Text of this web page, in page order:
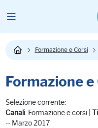
Formazione e Corsi
Formazione e
Selezione corrente:
Canali: Formazione e corsi |
-- Marzo 2017